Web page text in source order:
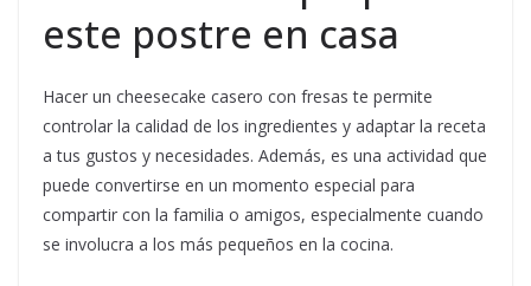
este postre en casa
Hacer un cheesecake casero con fresas te permite
controlar la calidad de los ingredientes y adaptar la receta
a tus gustos y necesidades. Además, es una actividad que
puede convertirse en un momento especial para
compartir con la familia o amigos, especialmente cuando
se involucra a los más pequeños en la cocina.